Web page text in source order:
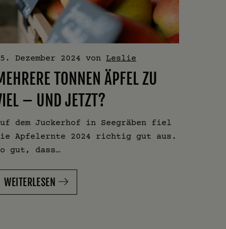
Dezember 2024 vonLeslie
TONNEN ÄPFEL ZU
– UND JETZT?
dem Juckerhof in Seegräben fiel
Apfelernte 2024 richtig gut aus.
gut, dass…
WEITERLESEN